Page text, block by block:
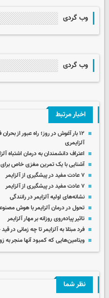
وب گردی
وب گردی
اخبار مرتبط
۱۲ بار آغوش در روز؛ راه عبور از
آلزایمری
اعتراف دانشمندان به درمان اشتباه
آشنایی با یک تمرین مغزی خاص برای
۷ عادت مفید در پیشگیری از آلزایمر
۷ عادت مفید در پیشگیری از آلزایمر
نشانه‌های اولیه آلزایمر در رانندگی
تحول در درمان آلزایمر با هوش
تاثیر پیاده‌روی روزانه بر مهار آلزایمر
فرد مبتلا به آلزایمر تا چه زمانی در
ویتامین‌هایی که کمبود آنها منجر
نظر شما